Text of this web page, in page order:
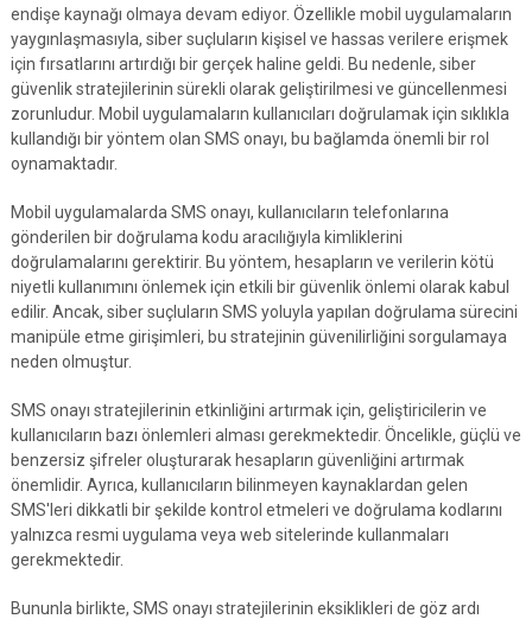
endişe kaynağı olmaya devam ediyor. Özellikle mobil uygulamaların
yaygınlaşmasıyla, siber suçluların kişisel ve hassas verilere erişmek
için fırsatlarını artırdığı bir gerçek haline geldi. Bu nedenle, siber
güvenlik stratejilerinin sürekli olarak geliştirilmesi ve güncellenmesi
zorunludur. Mobil uygulamaların kullanıcıları doğrulamak için sıklıkla
kullandığı bir yöntem olan SMS onayı, bu bağlamda önemli bir rol
oynamaktadır.
Mobil uygulamalarda SMS onayı, kullanıcıların telefonlarına
gönderilen bir doğrulama kodu aracılığıyla kimliklerini
doğrulamalarını gerektirir. Bu yöntem, hesapların ve verilerin kötü
niyetli kullanımını önlemek için etkili bir güvenlik önlemi olarak kabul
edilir. Ancak, siber suçluların SMS yoluyla yapılan doğrulama sürecini
manipüle etme girişimleri, bu stratejinin güvenilirliğini sorgulamaya
neden olmuştur.
SMS onayı stratejilerinin etkinliğini artırmak için, geliştiricilerin ve
kullanıcıların bazı önlemleri alması gerekmektedir. Öncelikle, güçlü ve
benzersiz şifreler oluşturarak hesapların güvenliğini artırmak
önemlidir. Ayrıca, kullanıcıların bilinmeyen kaynaklardan gelen
SMS'leri dikkatli bir şekilde kontrol etmeleri ve doğrulama kodlarını
yalnızca resmi uygulama veya web sitelerinde kullanmaları
gerekmektedir.
Bununla birlikte, SMS onayı stratejilerinin eksiklikleri de göz ardı